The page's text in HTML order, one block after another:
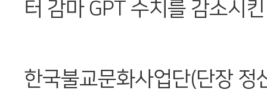
터 감마 GPT 수치를 감소시
한국불교문화사업단(단장 정